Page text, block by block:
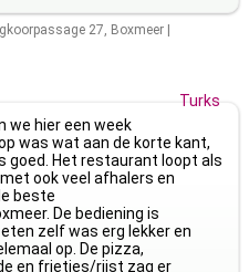
27, Boxmeer
Turks
we hier een week
was wat aan de korte kant,
goed. Het restaurant loopt als
ook veel afhalers en
beste
De bediening is
zelf was erg lekker en
op. De pizza,
en frietjes/rijst zag er